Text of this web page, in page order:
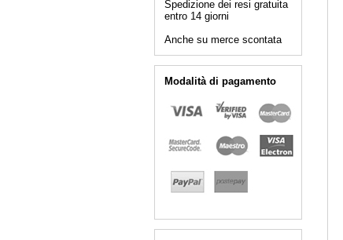
Spedizione dei resi gratuita
entro 14 giorni
Anche su merce scontata
Modalità di pagamento